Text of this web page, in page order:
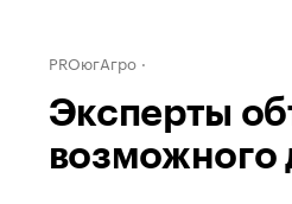
PROюгАгро
Эксперты
возможного